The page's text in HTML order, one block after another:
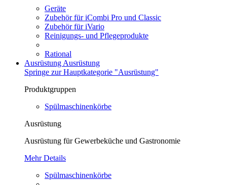
Geräte
Zubehör für iCombi Pro und Classic
Zubehör für iVario
Reinigungs- und Pflegeprodukte
Rational
Ausrüstung Ausrüstung
Springe zur Hauptkategorie "Ausrüstung"
Produktgruppen
Spülmaschinenkörbe
Ausrüstung
Ausrüstung für Gewerbeküche und Gastronomie
Mehr Details
Spülmaschinenkörbe